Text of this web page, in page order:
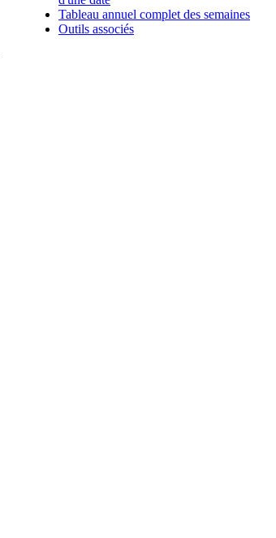
Tableau annuel complet des semaines
Outils associés